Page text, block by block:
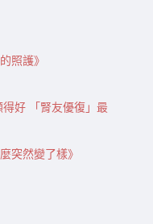
照護》
得好 「腎友優復」最
突然變了樣》